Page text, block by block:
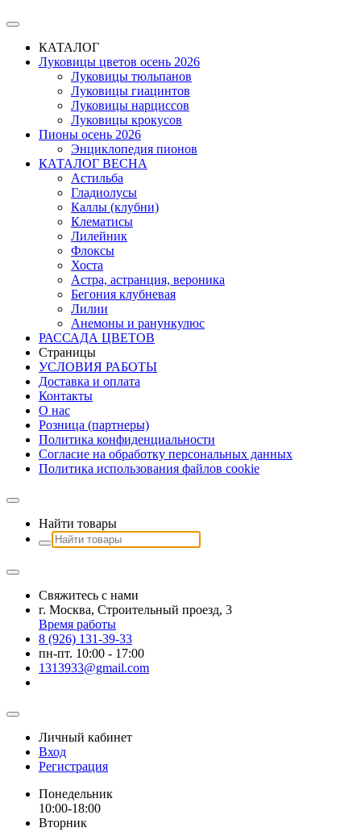
КАТАЛОГ
Луковицы цветов осень 2026
Луковицы тюльпанов
Луковицы гиацинтов
Луковицы нарциссов
Луковицы крокусов
Пионы осень 2026
Энциклопедия пионов
КАТАЛОГ ВЕСНА
Астильба
Гладиолусы
Каллы (клубни)
Клематисы
Лилейник
Флоксы
Хоста
Астра, астранция, вероника
Бегония клубневая
Лилии
Анемоны и ранункулюс
РАССАДА ЦВЕТОВ
Страницы
УСЛОВИЯ РАБОТЫ
Доставка и оплата
Контакты
О наc
Розница (партнеры)
Политика конфиденциальности
Согласие на обработку персональных данных
Политика использования файлов сookie
Найти товары
Свяжитесь с нами
г. Москва, Строительный проезд, 3
Время работы
8 (926) 131-39-33
пн-пт. 10:00 - 17:00
1313933@gmail.com
Личный кабинет
Вход
Регистрация
Понедельник
10:00-18:00
Вторник